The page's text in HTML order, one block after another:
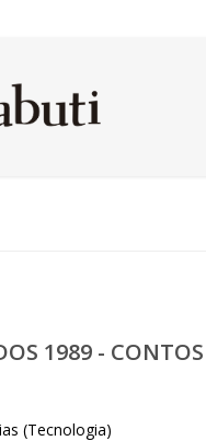
1989 -
(Tecnologia)